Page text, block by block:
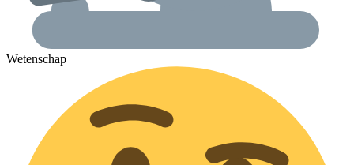
Wetenschap